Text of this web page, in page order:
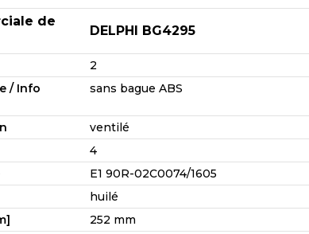
de
DELPHI BG4295
2
/ Info
sans bague ABS
ventilé
4
E1 90R-02C0074/1605
huilé
252 mm